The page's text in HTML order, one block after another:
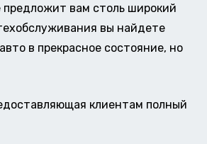
вам столь широкий
вы найдете
в прекрасное состояние, но
клиентам полный